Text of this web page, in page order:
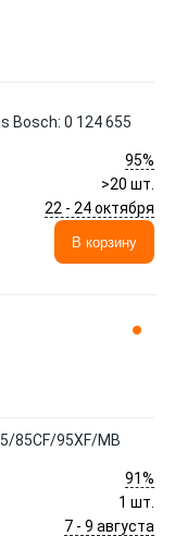
Bosch: 0 124 655
95%
>20 шт.
22 - 24 октября
В корзину
85CF/95XF/MB
91%
1 шт.
7 - 9 августа